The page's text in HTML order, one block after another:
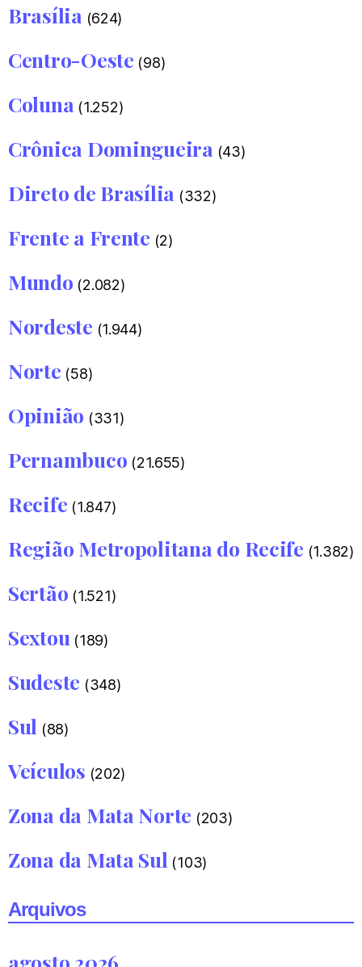
Brasília (624)
Centro-Oeste (98)
Coluna (1.252)
Crônica Domingueira (43)
Direto de Brasília (332)
Frente a Frente (2)
Mundo (2.082)
Nordeste (1.944)
Norte (58)
Opinião (331)
Pernambuco (21.655)
Recife (1.847)
Região Metropolitana do Recife (1.382)
Sertão (1.521)
Sextou (189)
Sudeste (348)
Sul (88)
Veículos (202)
Zona da Mata Norte (203)
Zona da Mata Sul (103)
Arquivos
agosto 2026